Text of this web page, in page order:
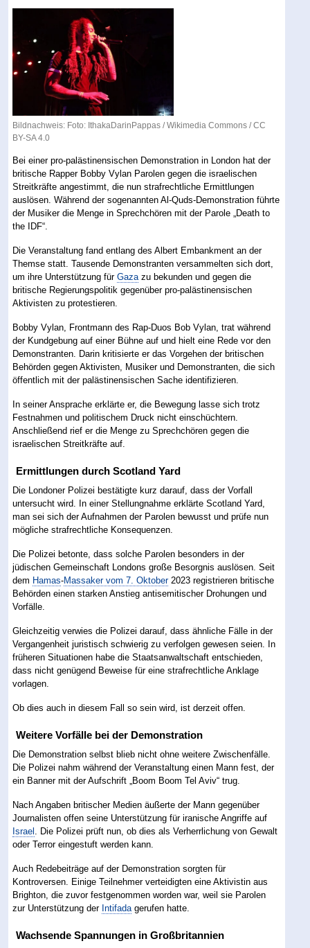
Bildnachweis: Foto: IthakaDarinPappas /Wikimedia Commons /CC
BY-SA 4.0
Bei einer pro-palästinensischen Demonstration in London hat der
britische Rapper Bobby Vylan Parolen gegen die israelischen
Streitkräfte angestimmt, die nun strafrechtliche Ermittlungen
auslösen. Während der sogenannten Al-Quds-Demonstration führte
der Musiker die Menge in Sprechchören mit der Parole „Death to
the IDF“.
Die Veranstaltung fand entlang des Albert Embankment an der
Themse statt. Tausende Demonstranten versammelten sich dort,
um ihre Unterstützung fürGaza zu bekunden und gegen die
britische Regierungspolitik gegenüber pro-palästinensischen
Aktivisten zu protestieren.
Bobby Vylan, Frontmann des Rap-Duos Bob Vylan, trat während
der Kundgebung auf einer Bühne auf und hielt eine Rede vor den
Demonstranten. Darin kritisierte er das Vorgehen der britischen
Behörden gegen Aktivisten, Musiker und Demonstranten, die sich
öffentlich mit der palästinensischen Sache identifizieren.
In seiner Ansprache erklärte er, die Bewegung lasse sich trotz
Festnahmen und politischem Druck nicht einschüchtern.
Anschließend rief er die Menge zu Sprechchören gegen die
israelischen Streitkräfte auf.
Ermittlungen durch Scotland Yard
Die Londoner Polizei bestätigte kurz darauf, dass der Vorfall
untersucht wird. In einer Stellungnahme erklärte Scotland Yard,
man sei sich der Aufnahmen der Parolen bewusst und prüfe nun
mögliche strafrechtliche Konsequenzen.
Die Polizei betonte, dass solche Parolen besonders in der
jüdischen Gemeinschaft Londons große Besorgnis auslösen. Seit
dem Hamas-Massaker vom 7. Oktober2023 registrieren britische
Behörden einen starken Anstieg antisemitischer Drohungen und
Vorfälle.
Gleichzeitig verwies die Polizei darauf, dass ähnliche Fälle in der
Vergangenheit juristisch schwierig zu verfolgen gewesen seien. In
früheren Situationen habe die Staatsanwaltschaft entschieden,
dass nicht genügend Beweise für eine strafrechtliche Anklage
vorlagen.
Ob dies auch in diesem Fall so sein wird, ist derzeit offen.
Weitere Vorfälle bei der Demonstration
Die Demonstration selbst blieb nicht ohne weitere Zwischenfälle.
Die Polizei nahm während der Veranstaltung einen Mann fest, der
ein Banner mit der Aufschrift „Boom Boom Tel Aviv“ trug.
Nach Angaben britischer Medien äußerte der Mann gegenüber
Journalisten offen seine Unterstützung für iranische Angriffe auf
Israel
. Die Polizei prüft nun, ob dies als Verherrlichung von Gewalt
oder Terror eingestuft werden kann.
Auch Redebeiträge auf der Demonstration sorgten für
Kontroversen. Einige Teilnehmer verteidigten eine Aktivistin aus
Brighton, die zuvor festgenommen worden war, weil sie Parolen
zur Unterstützung der Intifada gerufen hatte.
Wachsende Spannungen in Großbritannien